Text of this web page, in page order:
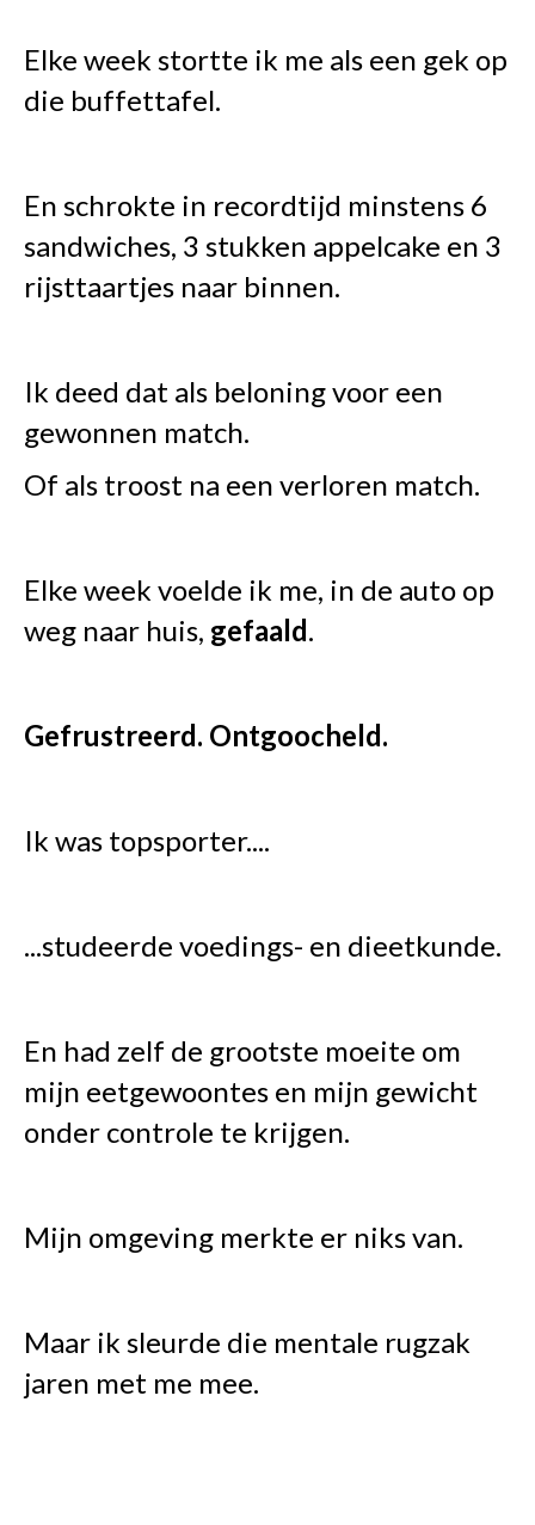
Elke week stortte ik me als een gek op
die buffettafel.
En schrokte in recordtijd minstens 6
sandwiches, 3 stukken appelcake en 3
rijsttaartjes naar binnen.
Ik deed dat als beloning voor een
gewonnen match.
Of als troost na een verloren match.
Elke week voelde ik me, in de auto op
weg naar huis, gefaald.
Gefrustreerd. Ontgoocheld.
Ik was topsporter....
...studeerde voedings- en dieetkunde.
En had zelf de grootste moeite om
mijn eetgewoontes en mijn gewicht
onder controle te krijgen.
Mijn omgeving merkte er niks van.
Maar ik sleurde die mentale rugzak
jaren met me mee.